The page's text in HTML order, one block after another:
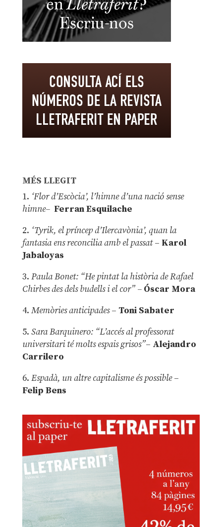
MÉS LLEGIT
1. ‘Flor d’Escòcia’, l’himne d’una nació sense
himne– Ferran Esquilache
2. ‘Tyrik, el príncep d’Ilercavònia’, quan la
fantasia ens reconcilia amb el passat– Karol
Jabaloyas
3. Paula Bonet: “He pintat la història de Rafael
Chirbes des dels budells i el cor” –Óscar Mora
4. Memòries anticipades– Toni Sabater
5. Sara Barquinero: “L’accés al professorat
universitari té molts espais grisos”– Alejandro
Carrilero
6. Espadà, un altre capitalisme és possible –
Felip Bens